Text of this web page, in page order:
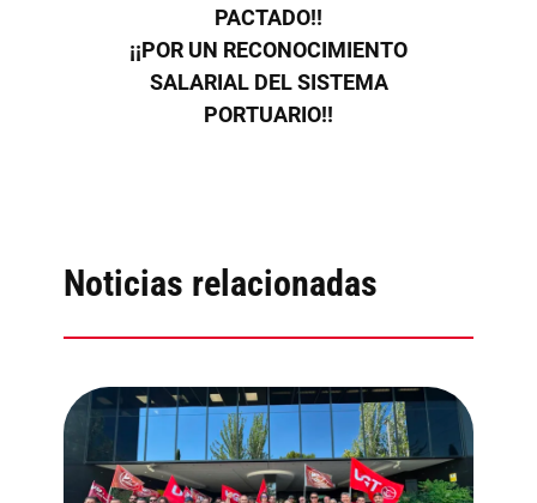
PACTADO!!
¡¡POR UN RECONOCIMIENTO
SALARIAL DEL SISTEMA
PORTUARIO!!
Noticias relacionadas